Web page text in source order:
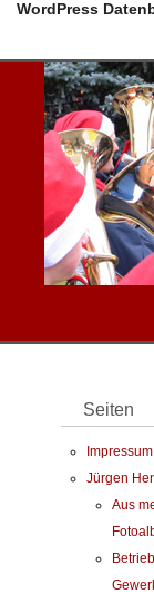
WordPress
Seiten
Impressum
Jürgen
Aus